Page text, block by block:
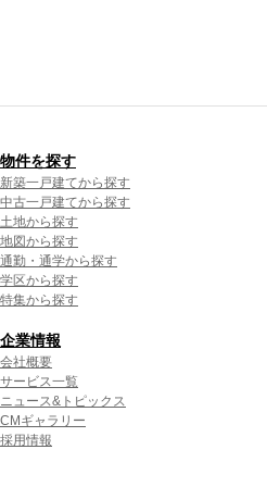
物件を探す
新築一戸建てから探す
中古一戸建てから探す
土地から探す
地図から探す
通勤・通学から探す
学区から探す
特集から探す
企業情報
会社概要
サービス一覧
ニュース&トピックス
CMギャラリー
採用情報